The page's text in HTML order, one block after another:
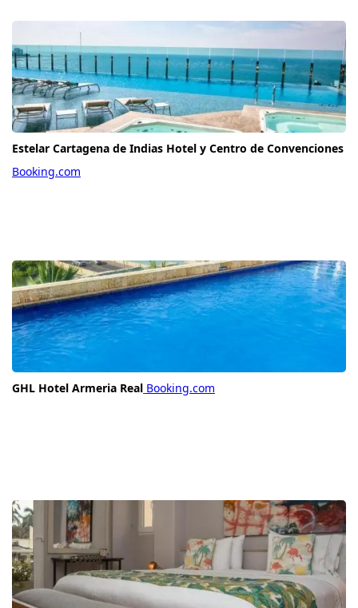
Estelar Cartagena de Indias Hotel y Centro de Convenciones
Booking.com
GHL Hotel Armeria Real Booking.com